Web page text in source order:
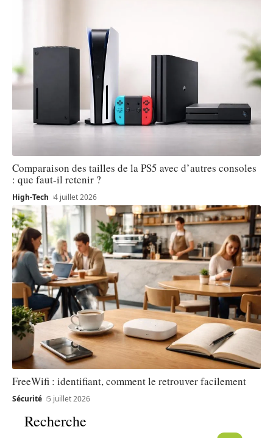
Comparaison des tailles de la PS5 avec d’autres consoles
: que faut-il retenir ?
High-Tech 4 juillet 2026
FreeWifi : identifiant, comment le retrouver facilement
Sécurité 5 juillet 2026
Recherche